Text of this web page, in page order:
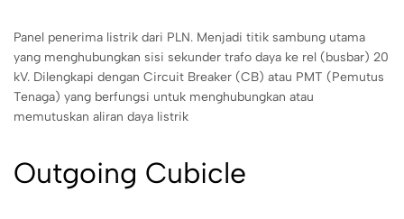
Panel penerima listrik dari PLN. Menjadi titik sambung utama
yang menghubungkan sisi sekunder trafo daya ke rel (busbar) 20
kV. Dilengkapi dengan Circuit Breaker (CB) atau PMT (Pemutus
Tenaga) yang berfungsi untuk menghubungkan atau
memutuskan aliran daya listrik
Outgoing Cubicle